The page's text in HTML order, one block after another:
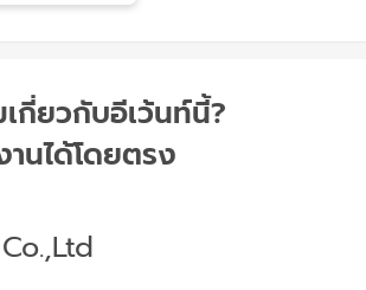
กี่ยวกับอีเว้นท์นี้?
นได้โดยตรง